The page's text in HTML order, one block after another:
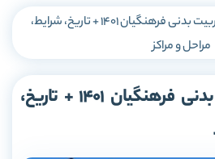
آزمون عملی تربیت بدنی فرهنگیان 1401 + تاریخ، شرایط،
مراحل و مراکز
آزمون عملی تربیت بدنی فرهنگیان 1401 + تاریخ،